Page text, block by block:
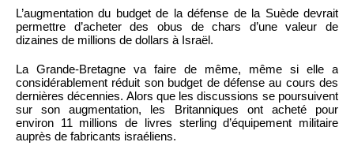
L’augmentation du budget de la défense de la Suède devrait
permettre d’acheter des obus de chars d’une valeur de
dizaines de millions de dollars à Israël.
La Grande-Bretagne va faire de même, même si elle a
considérablement réduit son budget de défense au cours des
dernières décennies. Alors que les discussions se poursuivent
sur son augmentation, les Britanniques ont acheté pour
environ 11 millions de livres sterling d’équipement militaire
auprès de fabricants israéliens.